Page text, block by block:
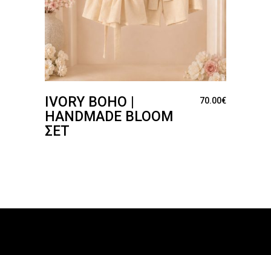
IVORY BOHO |
HANDMADE BLOOM
ΣΕΤ
70.00€